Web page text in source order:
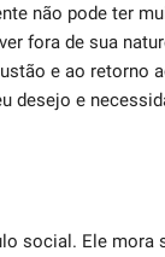
não pode ter
fora de sua
e ao retorno
e
social. Ele mora